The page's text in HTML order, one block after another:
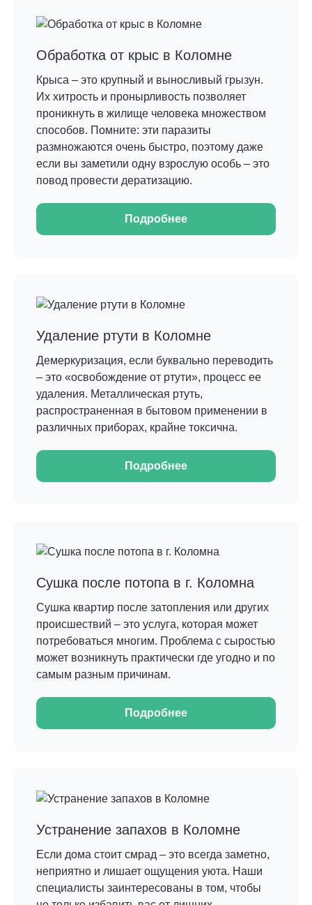
Обработка от крыс в Коломне
Крыса – это крупный и выносливый грызун.
Их хитрость и пронырливость позволяет
проникнуть в жилище человека множеством
способов. Помните: эти паразиты
размножаются очень быстро, поэтому даже
если вы заметили одну взрослую особь – это
повод провести дератизацию.
Подробнее
Удаление ртути в Коломне
Демеркуризация, если буквально переводить
– это «освобождение от ртути», процесс ее
удаления. Металлическая ртуть,
распространенная в бытовом применении в
различных приборах, крайне токсична.
Подробнее
Сушка после потопа в г. Коломна
Сушка квартир после затопления или других
происшествий – это услуга, которая может
потребоваться многим. Проблема с сыростью
может возникнуть практически где угодно и по
самым разным причинам.
Подробнее
Устранение запахов в Коломне
Если дома стоит смрад – это всегда заметно,
неприятно и лишает ощущения уюта. Наши
специалисты заинтересованы в том, чтобы